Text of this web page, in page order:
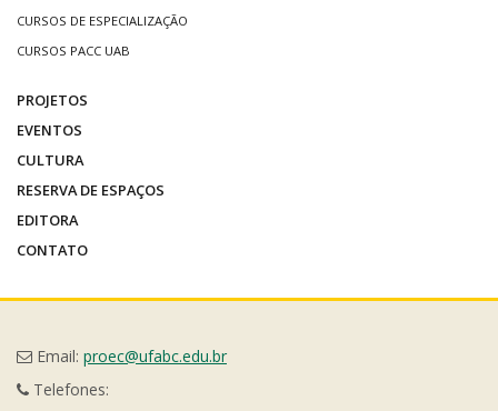
CURSOS DE ESPECIALIZAÇÃO
CURSOS PACC UAB
PROJETOS
EVENTOS
CULTURA
RESERVA DE ESPAÇOS
EDITORA
CONTATO
Email: proec@ufabc.edu.br
Telefones: